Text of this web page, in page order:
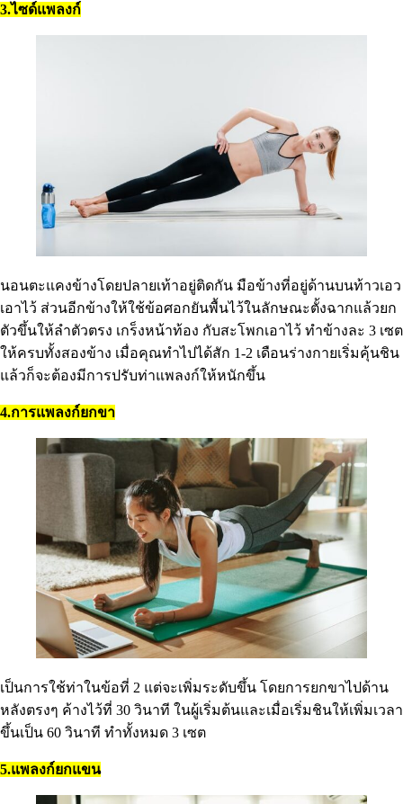
3.ไซด์แพลงก์
นอนตะแคงข้างโดยปลายเท้าอยู่ติดกัน มือข้างที่อยู่ด้านบนท้าวเอว
เอาไว้ ส่วนอีกข้างให้ใช้ข้อศอกยันพื้นไว้ในลักษณะตั้งฉากแล้วยก
ตัวขึ้นให้ลำตัวตรง เกร็งหน้าท้อง กับสะโพกเอาไว้ ทำข้างละ 3 เซต
ให้ครบทั้งสองข้าง เมื่อคุณทำไปได้สัก 1-2 เดือนร่างกายเริ่มคุ้นชิน
แล้วก็จะต้องมีการปรับท่าแพลงก์ให้หนักขึ้น
4.การแพลงก์ยกขา
เป็นการใช้ท่าในข้อที่ 2 แต่จะเพิ่มระดับขึ้น โดยการยกขาไปด้าน
หลังตรงๆ ค้างไว้ที่ 30 วินาที ในผู้เริ่มต้นและเมื่อเริ่มชินให้เพิ่มเวลา
ขึ้นเป็น 60 วินาที ทำทั้งหมด 3 เซต
5.แพลงก์ยกแขน